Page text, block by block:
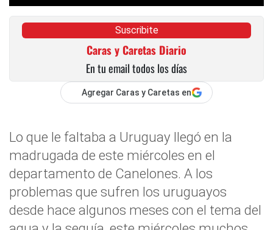
Suscribite
Caras y Caretas Diario
En tu email todos los días
Agregar Caras y Caretas en
Lo que le faltaba a Uruguay llegó en la
madrugada de este miércoles en el
departamento de Canelones. A los
problemas que sufren los uruguayos
desde hace algunos meses con el tema del